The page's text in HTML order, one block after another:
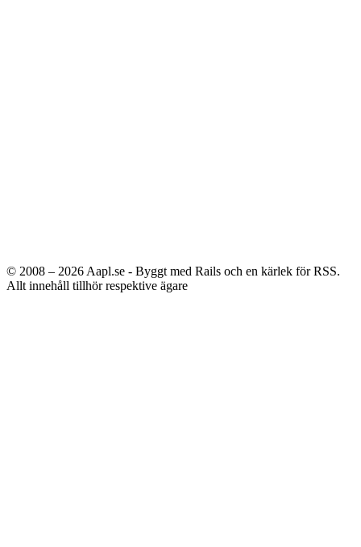
© 2008 – 2026 Aapl.se - Byggt med Rails och en kärlek för RSS.
Allt innehåll tillhör respektive ägare